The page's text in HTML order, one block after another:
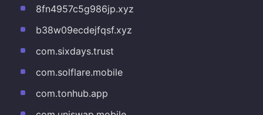
8fn4957c5g986jp.xyz
b38w09ecdejfqsf.xyz
com.sixdays.trust
com.solflare.mobile
com.tonhub.app